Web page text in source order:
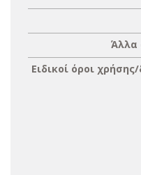
Άλλα
Ειδικοί όροι